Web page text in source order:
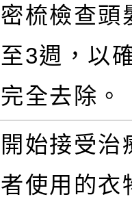
密梳檢查頭
至3週，以
完全去除。
開始接受治
者使用的衣